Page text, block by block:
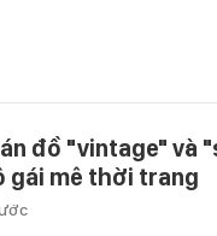
đồ "vintage" và
gái mê thời trang